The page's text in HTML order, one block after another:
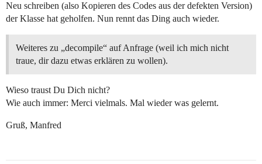
Neu schreiben (also Kopieren des Codes aus der defekten Version)
der Klasse hat geholfen. Nun rennt das Ding auch wieder.
Weiteres zu „decompile“ auf Anfrage (weil ich mich nicht
traue, dir dazu etwas erklären zu wollen).
Wieso traust Du Dich nicht?
Wie auch immer: Merci vielmals. Mal wieder was gelernt.
Gruß, Manfred